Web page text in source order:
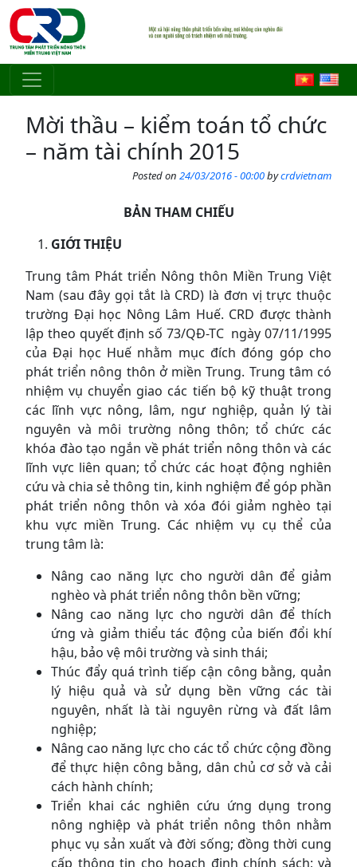
Skip to main content
Mời thầu – kiểm toán tổ chức
– năm tài chính 2015
Posted on 24/03/2016 - 00:00bycrdvietnam
BẢN THAM CHIẾU
GIỚI THIỆU
Trung tâm Phát triển Nông thôn Miền Trung Việt
Nam (sau đây gọi tắt là CRD) là đơn vị trực thuộc
trường Đại học Nông Lâm Huế. CRD được thành
lập theo quyết định số 73/QĐ-TC ngày 07/11/1995
của Đại học Huế nhằm mục đích đóng góp cho
phát triển nông thôn ở miền Trung. Trung tâm có
nhiệm vụ chuyển giao các tiến bộ kỹ thuật trong
các lĩnh vực nông, lâm, ngư nghiệp, quản lý tài
nguyên và môi trường nông thôn; tổ chức các
khóa đào tạo ngắn về phát triển nông thôn và các
lĩnh vực liên quan; tổ chức các hoạt động nghiên
cứu và chia sẻ thông tin, kinh nghiệm để góp phần
phát triển nông thôn và xóa đói giảm nghèo tại
khu vực miền Trung. Các nhiệm vụ cụ thể của
trung tâm là:
Nâng cao năng lực cho người dân để giảm
nghèo và phát triển nông thôn bền vững;
Nâng cao năng lực cho người dân để thích
ứng và giảm thiểu tác động của biến đổi khí
hậu, bảo vệ môi trường và sinh thái;
Thúc đẩy quá trình tiếp cận công bằng, quản
lý hiệu quả và sử dụng bền vững các tài
nguyên, nhất là tài nguyên rừng và đất lâm
nghiệp;
Nâng cao năng lực cho các tổ chức cộng đồng
để thực hiện công bằng, dân chủ cơ sở và cải
cách hành chính;
Triển khai các nghiên cứu ứng dụng trong
nông nghiệp và phát triển nông thôn nhằm
phục vụ sản xuất và đời sống; đồng thời cung
cấp thông tin cho hoạch định chính sách; và